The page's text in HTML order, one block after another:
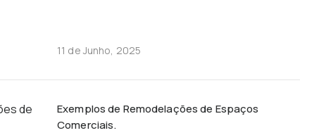
11 de Junho, 2025
Exemplos de Remodelações de Espaços
Comerciais.